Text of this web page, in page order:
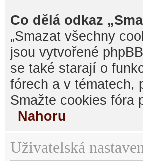
Co dělá odkaz
„Smazat všechny
jsou vytvořené
se také starají o
fórech a v tématech,
Smažte cookies fóra
Nahoru
Uživatelská